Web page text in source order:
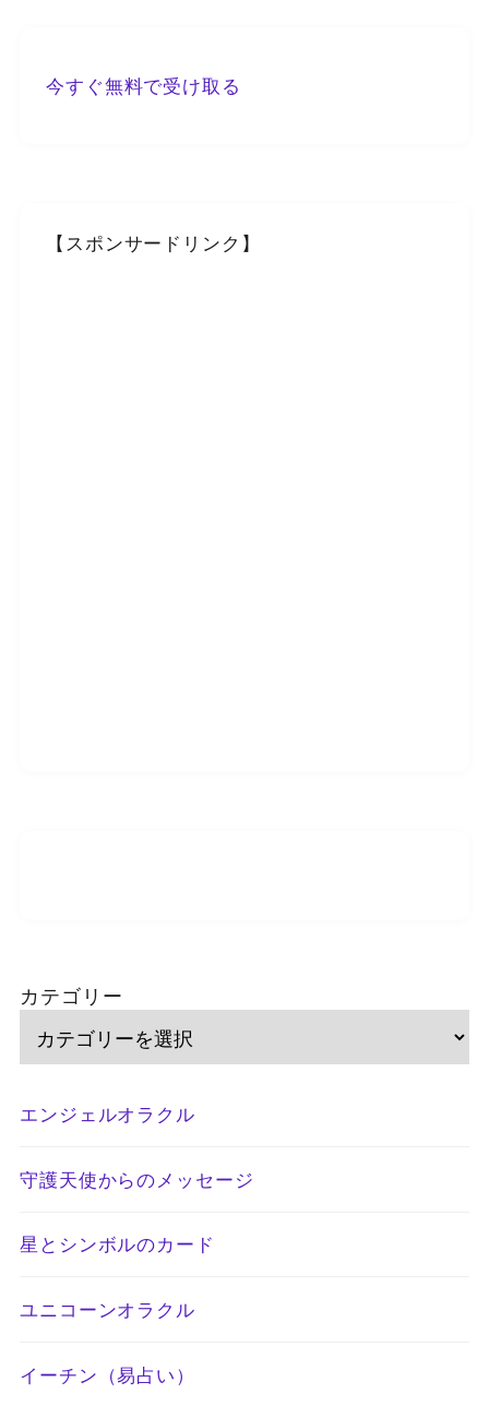
今すぐ無料で受け取る
【スポンサードリンク】
カテゴリー
エンジェルオラクル
守護天使からのメッセージ
星とシンボルのカード
ユニコーンオラクル
イーチン（易占い）